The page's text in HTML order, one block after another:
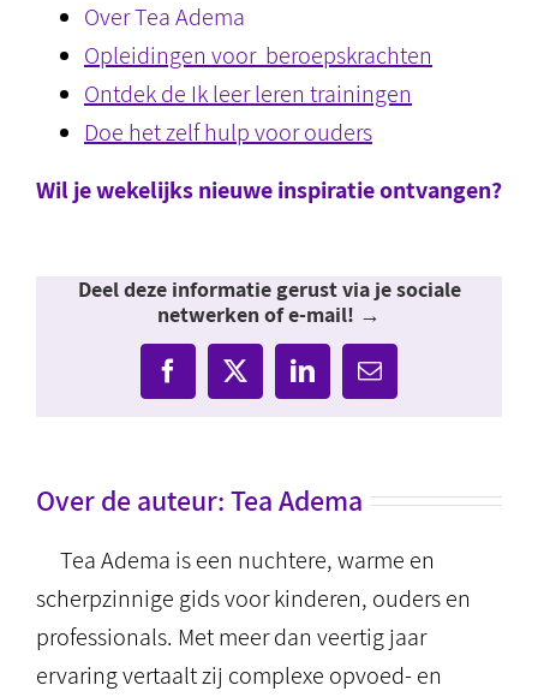
Over Tea Adema
Opleidingen voor beroepskrachten
Ontdek de Ik leer leren trainingen
Doe het zelf hulp voor ouders
Wil je wekelijks nieuwe inspiratie ontvangen?
Deel deze informatie gerust via je sociale
netwerken of e-mail! →
Facebook
X LinkedIn
E-
mail
Over de auteur:Tea Adema
Tea Adema is een nuchtere, warme en
scherpzinnige gids voor kinderen, ouders en
professionals. Met meer dan veertig jaar
ervaring vertaalt zij complexe opvoed- en